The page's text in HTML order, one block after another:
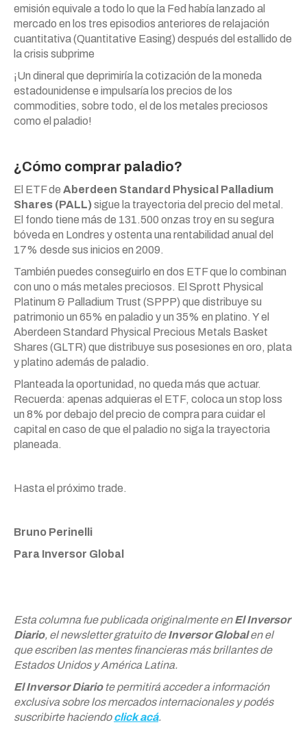
emisión equivale a todo lo que la Fed había lanzado al
mercado en los tres episodios anteriores de relajación
cuantitativa (Quantitative Easing) después del estallido de
la crisis subprime
¡Un dineral que deprimiría la cotización de la moneda
estadounidense e impulsaría los precios de los
commodities, sobre todo, el de los metales preciosos
como el paladio!
¿Cómo comprar paladio?
El ETF de Aberdeen Standard Physical Palladium
Shares (PALL)sigue la trayectoria del precio del metal.
El fondo tiene más de 131.500 onzas troy en su segura
bóveda en Londres y ostenta una rentabilidad anual del
17% desde sus inicios en 2009.
También puedes conseguirlo en dos ETF que lo combinan
con uno o más metales preciosos. El Sprott Physical
Platinum & Palladium Trust (SPPP) que distribuye su
patrimonio un 65% en paladio y un 35% en platino. Y el
Aberdeen Standard Physical Precious Metals Basket
Shares (GLTR) que distribuye sus posesiones en oro, plata
y platino además de paladio.
Planteada la oportunidad, no queda más que actuar.
Recuerda: apenas adquieras el ETF, coloca un stop loss
un 8% por debajo del precio de compra para cuidar el
capital en caso de que el paladio no siga la trayectoria
planeada.
Hasta el próximo trade.
Bruno Perinelli
Para Inversor Global
Esta columna fue publicada originalmente enEl Inversor
Diario, el newsletter gratuito deInversor Globalen el
que escriben las mentes financieras más brillantes de
Estados Unidos y América Latina.
El Inversor Diariote permitirá acceder a información
exclusiva sobre los mercados internacionales y podés
suscribirte haciendoclick acá.